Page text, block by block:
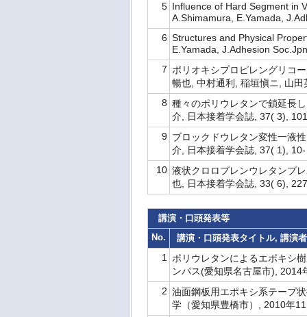
5 Influence of Hard Segment in
A.Shimamura, E.Yamada,
6 Structures and Physical
E.Yamada, J.Adhesion
7 ポリオキシプロピレングリコ
暢也, 中村通利, 稲垣愼ニ, 山
8 種々のポリウレタンで鎖延長
介, 日本接着学会誌, 37( 3),
9 ブロックドウレタン変性一液
介, 日本接着学会誌, 37( 1),
10 液状クロロプレンウレタンプ
也, 日本接着学会誌, 33( 6),
講演・口頭発表等
No.
講演・口頭発表タイトル, 講演
1
ポリウレタンによるエポキシ
ンパス(愛知県名古屋市),
2 油面鋼板用エポキシ系テープ
学（愛知県豊橋市）, 2010年